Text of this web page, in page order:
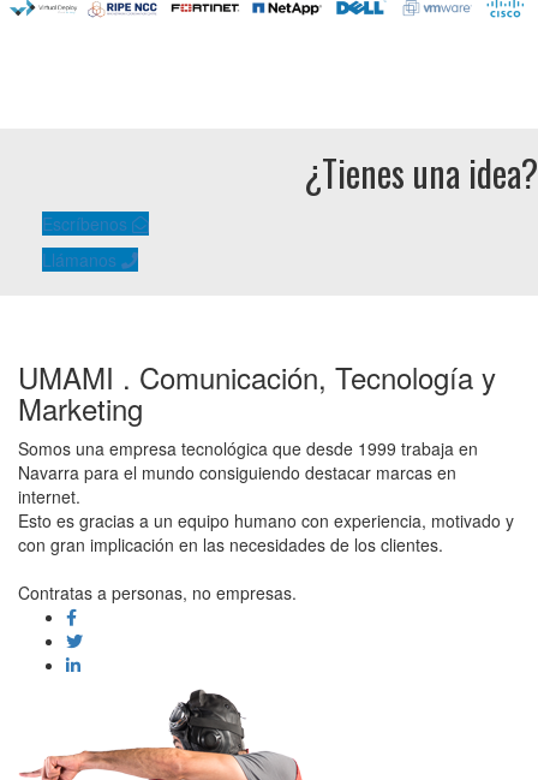
¿Tienes una idea?
Escríbenos
Llámanos
UMAMI . Comunicación, Tecnología y
Marketing
Somos una empresa tecnológica que desde 1999 trabaja en
Navarra para el mundo consiguiendo destacar marcas en
internet.
Esto es gracias a un equipo humano con experiencia, motivado y
con gran implicación en las necesidades de los clientes.
Contratas a personas, no empresas.